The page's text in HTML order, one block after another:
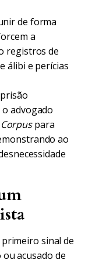
de forma
a
registros de
álibi e perícias
advogado
para
ao
sinal de
acusado de